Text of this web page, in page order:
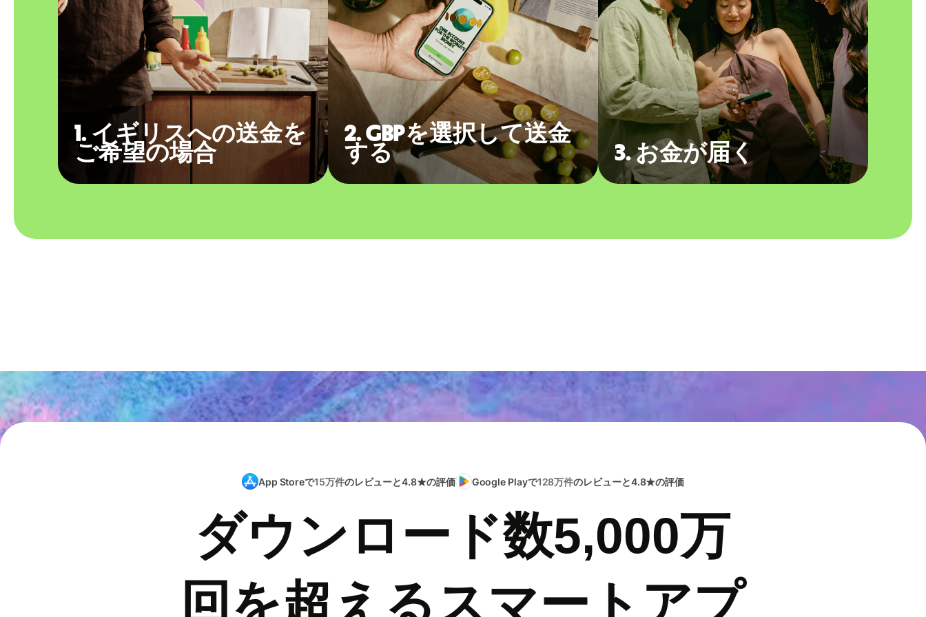
1. イギリスへの送金を
ご希望の場合
2. GBPを選択して送金
する
3. お金が届く
App Storeで15万件のレビューと4.8★の評価 Google Playで128万件のレビューと4.8★の評価
ダウンロード数5,000万
回を超えるスマートアプ